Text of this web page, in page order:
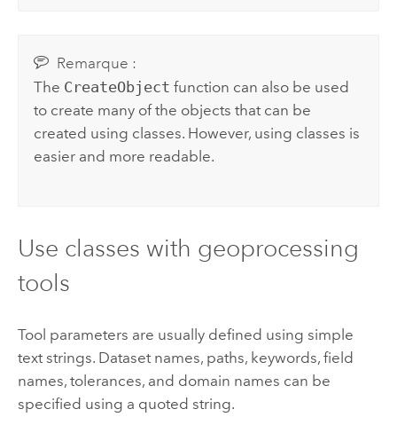
Remarque :
The CreateObject function can also be used
to create many of the objects that can be
created using classes. However, using classes is
easier and more readable.
Use classes with geoprocessing
tools
Tool parameters are usually defined using simple
text strings. Dataset names, paths, keywords, field
names, tolerances, and domain names can be
specified using a quoted string.